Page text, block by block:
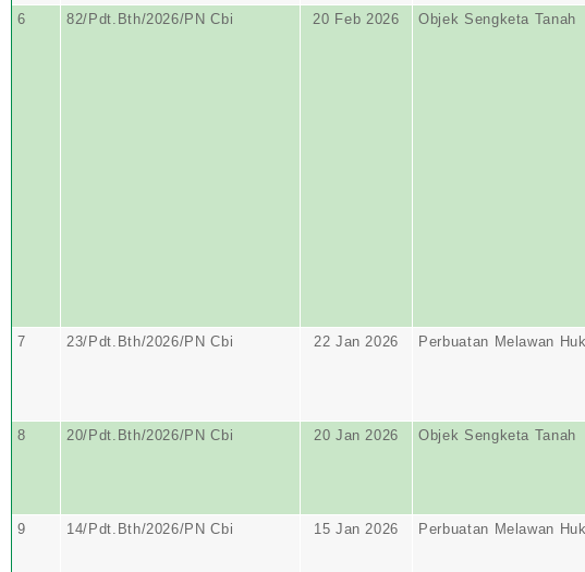
6 82/Pdt.Bth/2026/PN Cbi 20 Feb 2026 Objek Sengketa Tanah
7 23/Pdt.Bth/2026/PN Cbi 22 Jan 2026 Perbuatan Melawan
8 20/Pdt.Bth/2026/PN Cbi 20 Jan 2026 Objek Sengketa Tanah
9 14/Pdt.Bth/2026/PN Cbi 15 Jan 2026 Perbuatan Melawan